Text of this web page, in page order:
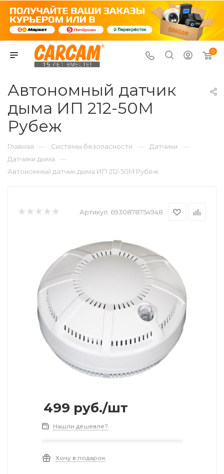
0
Автономный датчик
дыма ИП 212-50M
Рубеж
Главная — Системы безопасности — Датчики —
Датчики дыма —
Автономный датчик дыма ИП 212-50M Рубеж
Артикул: 6930878754948
499 руб./шт
Нашли дешевле?
Хочу в подарок